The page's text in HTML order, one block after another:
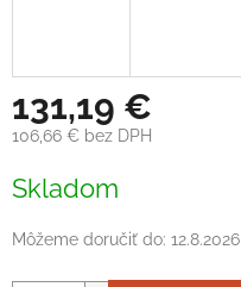
131,19 €
106,66 € bez DPH
cena:
Skladom
Môžeme doručiť do: 12.8.2026